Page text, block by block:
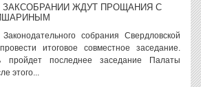
ЗАКСОБРАНИИ ЖДУТ ПРОЩАНИЯ С
собрания Свердловской
итоговое совместное заседание.
последнее заседание Палаты
этого...